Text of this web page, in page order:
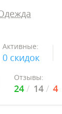
Активные:
0 скидок
Отзывы:
24 14 4